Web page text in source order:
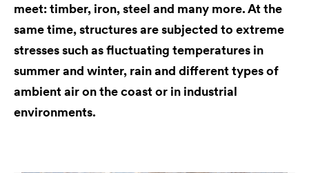
meet: timber, iron, steel and many more. At the
same time, structures are subjected to extreme
stresses such as fluctuating temperatures in
summer and winter, rain and different types of
ambient air on the coast or in industrial
environments.